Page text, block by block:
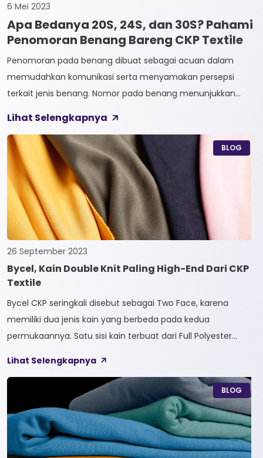
6 Mei 2023
Apa Bedanya 20S, 24S, dan 30S? Pahami
Penomoran Benang Bareng CKP Textile
Penomoran pada benang dibuat sebagai acuan dalam
memudahkan komunikasi serta menyamakan persepsi
terkait jenis benang. Nomor pada benang menunjukkan
penomoran sendiri terbagi menjadi dua, Tidak Langsung dan
Langsung. 1. Penomoran Tidak Langsung Penomoran Tidak
Langsung biasa diaplikasikan pada jenis Natural Fiber, seperti
Rayon dan Cotton. Satuan yang paling […]
Lihat Selengkapnya
BLOG
26 September 2023
Bycel, Kain Double Knit Paling High-End Dari CKP
Textile
Bycel CKP seringkali disebut sebagai Two Face, karena
memiliki dua jenis kain yang berbeda pada kedua
permukaannya. Satu sisi kain terbuat dari Full Polyester
Bycel merupakan kain High-End karena bersifat Fungsional,
dapat digunakan sesuai kebutuhan customer. Selain itu,
kain Bycel juga diberi teknologi teranyar yakni pemberian
dua jenis […]
Lihat Selengkapnya
BLOG